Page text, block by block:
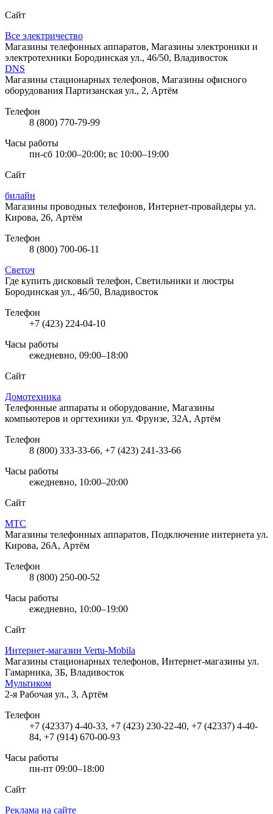
Сайт
Все электричество
Магазины телефонных аппаратов, Магазины электроники и
электротехники Бородинская ул., 46/50, Владивосток
DNS
Магазины стационарных телефонов, Магазины офисного
оборудования Партизанская ул., 2, Артём
Телефон
8 (800) 770-79-99
Часы работы
пн-сб 10:00–20:00; вс 10:00–19:00
Сайт
билайн
Магазины проводных телефонов, Интернет-провайдеры ул.
Кирова, 26, Артём
Телефон
8 (800) 700-06-11
Светоч
Где купить дисковый телефон, Светильники и люстры
Бородинская ул., 46/50, Владивосток
Телефон
+7 (423) 224-04-10
Часы работы
ежедневно, 09:00–18:00
Сайт
Домотехника
Телефонные аппараты и оборудование, Магазины
компьютеров и оргтехники ул. Фрунзе, 32А, Артём
Телефон
8 (800) 333-33-66, +7 (423) 241-33-66
Часы работы
ежедневно, 10:00–20:00
Сайт
МТС
Магазины телефонных аппаратов, Подключение интернета ул.
Кирова, 26А, Артём
Телефон
8 (800) 250-00-52
Часы работы
ежедневно, 10:00–19:00
Сайт
Интернет-магазин Vertu-Mobila
Магазины стационарных телефонов, Интернет-магазины ул.
Гамарника, 3Б, Владивосток
Мультиком
2-я Рабочая ул., 3, Артём
Телефон
+7 (42337) 4-40-33, +7 (423) 230-22-40, +7 (42337) 4-40-
84, +7 (914) 670-00-93
Часы работы
пн-пт 09:00–18:00
Сайт
Реклама на сайте